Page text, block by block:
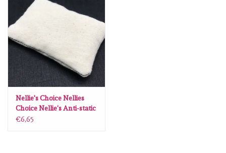
stempelinkt
stempelaccesoires
papier (blokjes) &
embellishments
Embellishment/bedeltjes
Nellie's Choice Nellies
Choice Nellie‘s Anti-static
tool NAST001
€6,65